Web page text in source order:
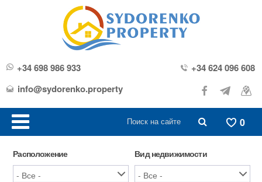
+34 698 986 933
+34 624 096 608
info@sydorenko.property
0
Расположение Вид недвижимости